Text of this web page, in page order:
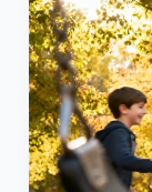
Morel
journaliste
:
Qui
est
son